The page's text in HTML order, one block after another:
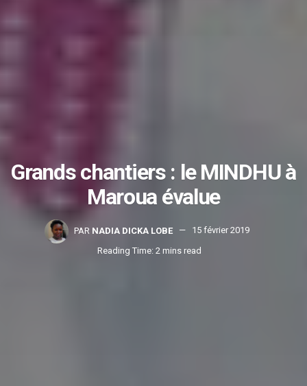
Grands chantiers : le MINDHU à
Maroua évalue
PAR NADIA DICKA LOBE
15 février 2019
Reading Time: 2 mins read